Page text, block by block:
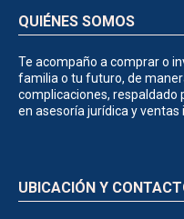
QUIÉNES SOMOS
Te acompaño a comprar o
familia o tu futuro, de
complicaciones, respaldado
en asesoría jurídica y ventas
UBICACIÓN Y